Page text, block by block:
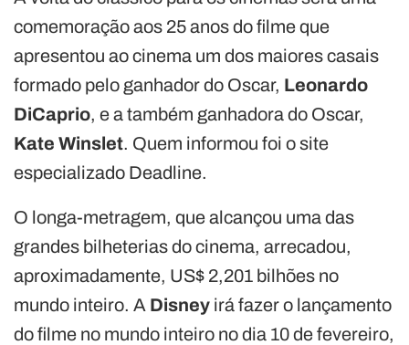
comemoração aos 25 anos do filme que
apresentou ao cinema um dos maiores casais
formado pelo ganhador do Oscar, Leonardo
DiCaprio, e a também ganhadora do Oscar,
Kate Winslet. Quem informou foi o site
especializado Deadline.
O longa-metragem, que alcançou uma das
grandes bilheterias do cinema, arrecadou,
aproximadamente, US$ 2,201 bilhões no
mundo inteiro. A Disney irá fazer o lançamento
do filme no mundo inteiro no dia 10 de fevereiro,